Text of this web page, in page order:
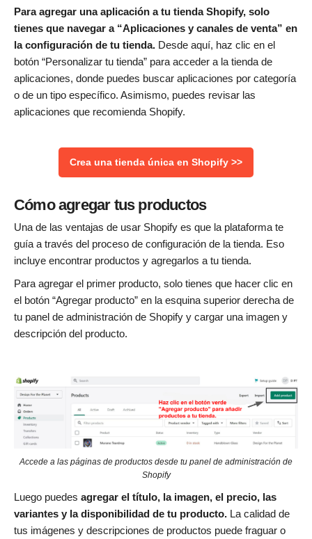
Para agregar una aplicación a tu tienda Shopify, solo
tienes que navegar a “Aplicaciones y canales de venta” en
la configuración de tu tienda. Desde aquí, haz clic en el
botón “Personalizar tu tienda” para acceder a la tienda de
aplicaciones, donde puedes buscar aplicaciones por categoría
o de un tipo específico. Asimismo, puedes revisar las
aplicaciones que recomienda Shopify.
Crea una tienda única en Shopify >>
Cómo agregar tus productos
Una de las ventajas de usar Shopify es que la plataforma te
guía a través del proceso de configuración de la tienda. Eso
incluye encontrar productos y agregarlos a tu tienda.
Para agregar el primer producto, solo tienes que hacer clic en
el botón “Agregar producto” en la esquina superior derecha de
tu panel de administración de Shopify y cargar una imagen y
descripción del producto.
Accede a las páginas de productos desde tu panel de administración de
Shopify
Luego puedes agregar el título, la imagen, el precio, las
variantes y la disponibilidad de tu producto. La calidad de
tus imágenes y descripciones de productos puede fraguar o